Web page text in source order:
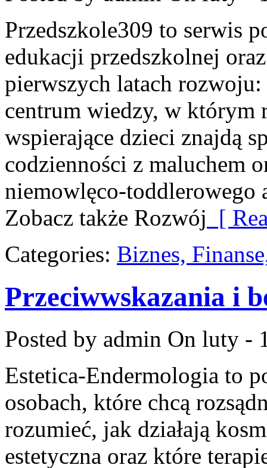
Przedszkole309 to serwis
edukacji przedszkolnej
pierwszych latach
centrum wiedzy, w którym
wspierające dzieci znajdą
codzienności z maluchem
niemowlęco-toddlerowego
Zobacz także Rozwój [
Categories: Biznes,
Przeciwwskazania i
Posted by admin On luty -
Estetica-Endermologia to
osobach, które chcą
rozumieć, jak działają
estetyczna oraz które